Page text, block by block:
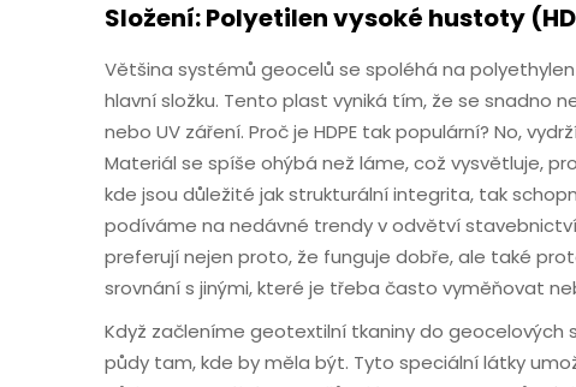
Složení: Polyetilen vysoké hustoty
Většina systémů geocelů se spoléhá na
hlavní složku. Tento plast vyniká tím, že se snadno
nebo UV záření. Proč je HDPE tak populární? No,
Materiál se spíše ohýbá než láme, což vysvětluje,
kde jsou důležité jak strukturální integrita, tak
podíváme na nedávné trendy v odvětví
preferují nejen proto, že funguje dobře, ale také
srovnání s jinými, které je třeba často vyměňovat
Když začleníme geotextilní tkaniny do
půdy tam, kde by měla být. Tyto speciální látky